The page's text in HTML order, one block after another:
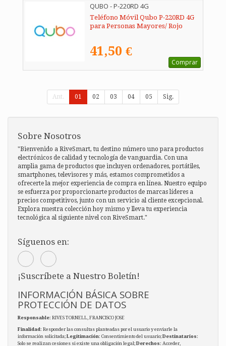
QUBO - P-220RD 4G
Teléfono Móvil Qubo P-220RD 4G
para Personas Mayores/ Rojo
41,50 €
Comprar
Ant. 01 02 03 04 05 Sig.
Sobre Nosotros
"Bienvenido a RiveSmart, tu destino número uno para productos
electrónicos de calidad y tecnología de vanguardia. Con una
amplia gama de productos que incluyen ordenadores, portátiles,
smartphones, televisores y más, estamos comprometidos a
ofrecerte la mejor experiencia de compra en línea. Nuestro equipo
se esfuerza por proporcionarte productos de marcas líderes a
precios competitivos, junto con un servicio al cliente excepcional.
Explora nuestra colección hoy mismo y lleva tu experiencia
tecnológica al siguiente nivel con RiveSmart."
Síguenos en:
¡Suscríbete a Nuestro Boletín!
INFORMACIÓN BÁSICA SOBRE
PROTECCIÓN DE DATOS
Responsable: RIVES TORNELL, FRANCISCO JOSE
Finalidad: Responder las consultas planteadas por el usuario y enviarle la
información solicitada;Legitimación: Consentimiento del usuario;Destinatarios:
Solo se realizan cesiones si existe una obligación legal;Derechos: Acceder,